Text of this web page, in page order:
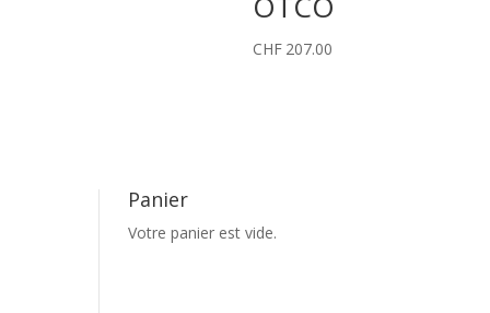
CHF 207.00
Panier
Votre panier est vide.